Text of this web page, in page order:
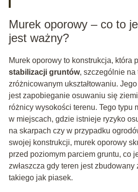
Murek oporowy – co to
jest ważny?
Murek oporowy to konstrukcja, która
stabilizacji gruntów, szczególnie na
zróżnicowanym ukształtowaniu.
jest zapobieganie osuwaniu się
różnicy wysokości terenu. Tego typu
w miejscach, gdzie istnieje ryzyko
na skarpach czy w przypadku
swojej konstrukcji, murek oporowy
przed poziomym parciem gruntu, co
zwłaszcza gdy teren jest zbudowany
takiego jak piasek.